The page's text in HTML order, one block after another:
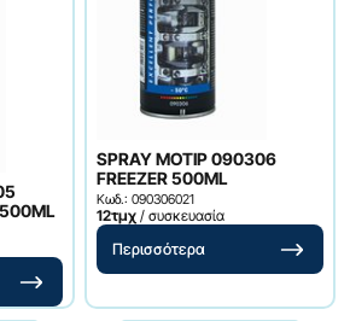
500ML
SPRAY ΜΟΤΙΡ 090306
FREEZER 500ML
Κωδ.: 090306021
12τμχ / συσκευασία
Περισσότερα